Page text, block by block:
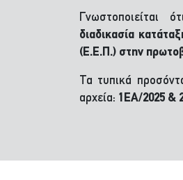
Γνωστοποιείται
διαδικασία
(Ε.Ε.Π.) στην
Τα τυπικά
αρχεία: 1ΕΑ/2025 &